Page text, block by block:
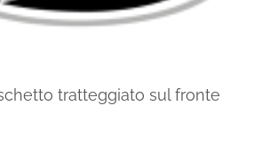
tratteggiato sul fronte